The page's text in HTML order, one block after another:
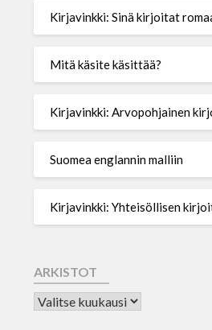
Kirjavinkki: Sinä kirjoitat
Mitä käsite käsittää?
Kirjavinkki: Arvopohjainen
Suomea englannin malliin
Kirjavinkki: Yhteisöllisen
ARKISTOT